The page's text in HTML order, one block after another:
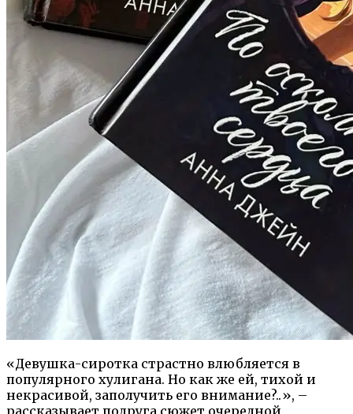
«Девушка-сиротка страстно влюбляется в
популярного хулигана. Но как же ей, тихой и
некрасивой, заполучить его внимание?..», –